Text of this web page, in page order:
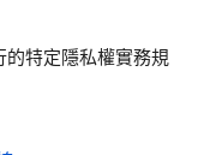
的特定隱私權實務規